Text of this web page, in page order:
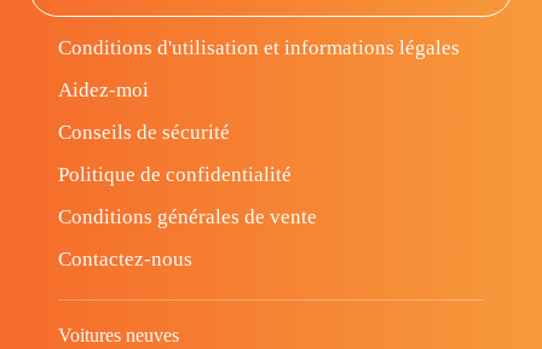
Conditions d'utilisation et informations légales
Aidez-moi
Conseils de sécurité
Politique de confidentialité
Conditions générales de vente
Contactez-nous
Voitures neuves